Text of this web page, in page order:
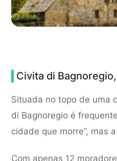
Civita di
Situada no topo de uma
di Bagnoregio é
cidade que morre”, mas
Com apenas 12